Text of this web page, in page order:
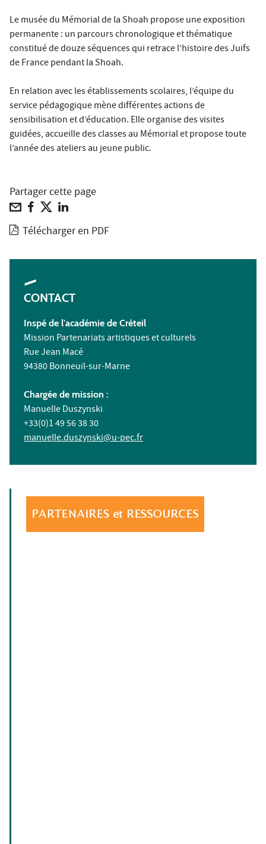
Le musée du Mémorial de la Shoah propose une exposition
permanente : un parcours chronologique et thématique
constitué de douze séquences qui retrace l’histoire des Juifs
de France pendant la Shoah.
En relation avec les établissements scolaires, l’équipe du
service pédagogique mène différentes actions de
sensibilisation et d’éducation. Elle organise des visites
guidées, accueille des classes au Mémorial et propose toute
l’année des ateliers au jeune public.
Partager cette page
Télécharger en PDF
CONTACT
Inspé de l'académie de Créteil
Mission Partenariats artistiques et culturels
Rue Jean Macé
94380 Bonneuil-sur-Marne
Chargée de mission :
Manuelle Duszynski
+33(0)1 49 56 38 30
manuelle.duszynski@u-pec.fr